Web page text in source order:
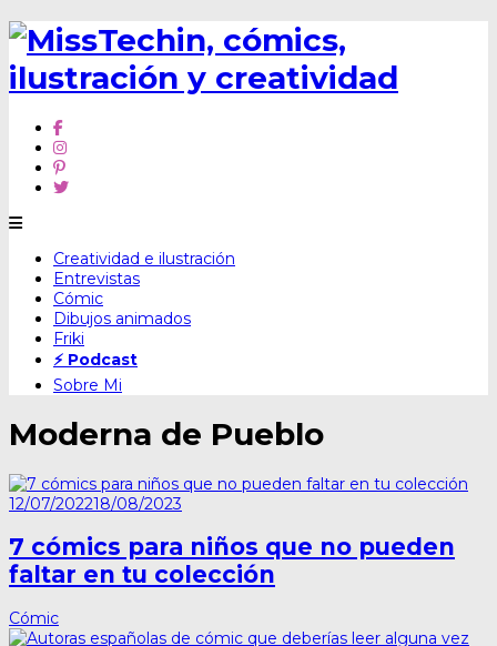
Skip
content
Creatividad e ilustración
Entrevistas
Cómic
Dibujos animados
Friki
⚡ Podcast
Sobre Mi
Moderna de Pueblo
12/07/202218/08/2023
7 cómics para niños que no pueden
faltar en tu colección
Cómic